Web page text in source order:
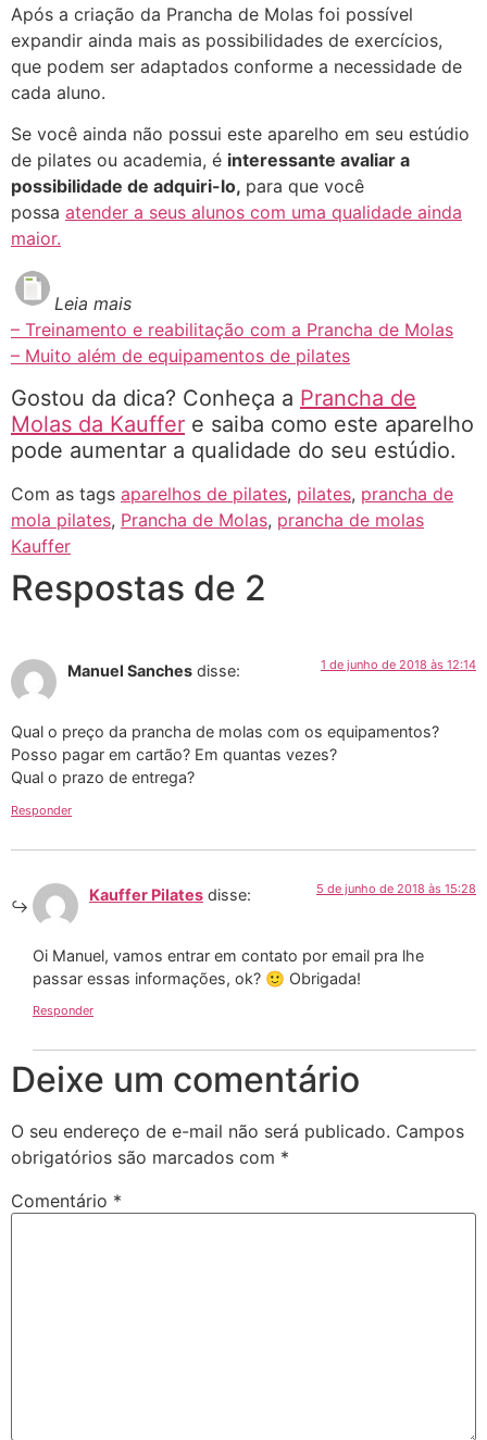
Após a criação da Prancha de Molas foi possível
expandir ainda mais as possibilidades de exercícios,
que podem ser adaptados conforme a necessidade de
cada aluno.
Se você ainda não possui este aparelho em seu estúdio
de pilates ou academia, é interessante avaliar a
possibilidade de adquiri-lo, para que você
possa atender a seus alunos com uma qualidade ainda
maior.
Leia mais
– Treinamento e reabilitação com a Prancha de Molas
– Muito além de equipamentos de pilates
Gostou da dica? Conheça a Prancha de
Molas da Kauffer e saiba como este aparelho
pode aumentar a qualidade do seu estúdio.
Com as tags aparelhos de pilates, pilates, prancha de
mola pilates, Prancha de Molas, prancha de molas
Kauffer
Respostas de 2
Manuel Sanches disse: 1 de junho de 2018 às 12:14
Qual o preço da prancha de molas com os equipamentos?
Posso pagar em cartão? Em quantas vezes?
Qual o prazo de entrega?
Responder
Kauffer Pilates disse: 5 de junho de 2018 às 15:28
Oi Manuel, vamos entrar em contato por email pra lhe
passar essas informações, ok? 🙂 Obrigada!
Responder
Deixe um comentário
O seu endereço de e-mail não será publicado. Campos
obrigatórios são marcados com *
Comentário *